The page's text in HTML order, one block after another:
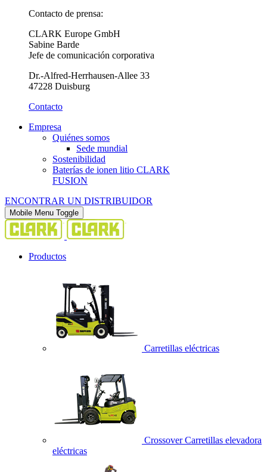
Contacto de prensa:
CLARK Europe GmbH
Sabine Barde
Jefe de comunicación corporativa
Dr.-Alfred-Herrhausen-Allee 33
47228 Duisburg
Contacto
Empresa
Quiénes somos
Sede mundial
Sostenibilidad
Baterías de ionen litio CLARK
FUSION
ENCONTRAR UN DISTRIBUIDOR
Mobile Menu Toggle
Productos
Carretillas eléctricas
Crossover Carretillas elevadora
eléctricas